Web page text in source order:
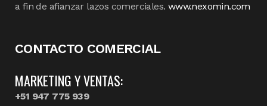
a fin de afianzar lazos comerciales. www.nexomin.com
CONTACTO COMERCIAL
MARKETING Y VENTAS:
+51 947 775 939